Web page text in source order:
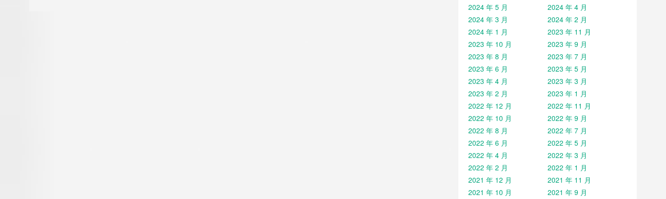
2024 年 5 月
2024 年 4 月
2024 年 3 月
2024 年 2 月
2024 年 1 月
2023 年 11 月
2023 年 10 月
2023 年 9 月
2023 年 8 月
2023 年 7 月
2023 年 6 月
2023 年 5 月
2023 年 4 月
2023 年 3 月
2023 年 2 月
2023 年 1 月
2022 年 12 月
2022 年 11 月
2022 年 10 月
2022 年 9 月
2022 年 8 月
2022 年 7 月
2022 年 6 月
2022 年 5 月
2022 年 4 月
2022 年 3 月
2022 年 2 月
2022 年 1 月
2021 年 12 月
2021 年 11 月
2021 年 10 月
2021 年 9 月